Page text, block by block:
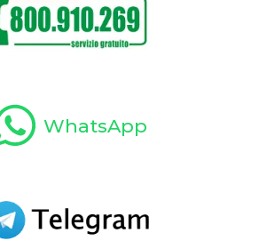
WhatsApp